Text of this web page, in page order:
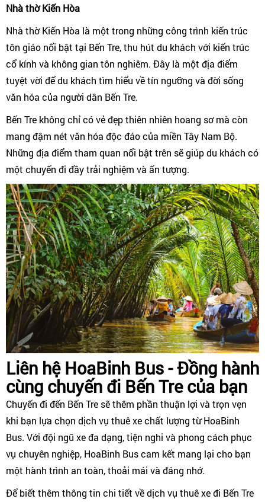
Nhà thờ Kiến Hòa
Nhà thờ Kiến Hòa là một trong những công trình kiến trúc
tôn giáo nổi bật tại Bến Tre, thu hút du khách với kiến trúc
cổ kính và không gian tôn nghiêm. Đây là một địa điểm
tuyệt vời để du khách tìm hiểu về tín ngưỡng và đời sống
văn hóa của người dân Bến Tre.
Bến Tre không chỉ có vẻ đẹp thiên nhiên hoang sơ mà còn
mang đậm nét văn hóa độc đáo của miền Tây Nam Bộ.
Những địa điểm tham quan nổi bật trên sẽ giúp du khách có
một chuyến đi đầy trải nghiệm và ấn tượng.
Liên hệ HoaBinh Bus - Đồng hành
cùng chuyến đi Bến Tre của bạn
Chuyến đi đến Bến Tre sẽ thêm phần thuận lợi và trọn vẹn
khi bạn lựa chọn dịch vụ thuê xe chất lượng từ HoaBinh
Bus. Với đội ngũ xe đa dạng, tiện nghi và phong cách phục
vụ chuyên nghiệp, HoaBinh Bus cam kết mang lại cho bạn
một hành trình an toàn, thoải mái và đáng nhớ.
Để biết thêm thông tin chi tiết về dịch vụ thuê xe đi Bến Tre